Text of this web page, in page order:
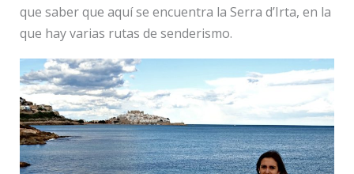
que saber que aquí se encuentra la Serra d’Irta, en la
que hay varias rutas de senderismo.